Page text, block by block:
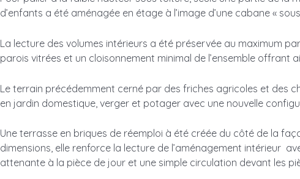
d’enfants a été aménagée en étage à l’image d’une cabane «
La lecture des volumes intérieurs a été préservée au maximum
parois vitrées et un cloisonnement minimal de l’ensemble offrant
Le terrain précédemment cerné par des friches agricoles et des
en jardin domestique, verger et potager avec une nouvelle
Une terrasse en briques de réemploi à été créée du côté de la
dimensions, elle renforce la lecture de l’aménagement intérieur
attenante à la pièce de jour et une simple circulation devant les